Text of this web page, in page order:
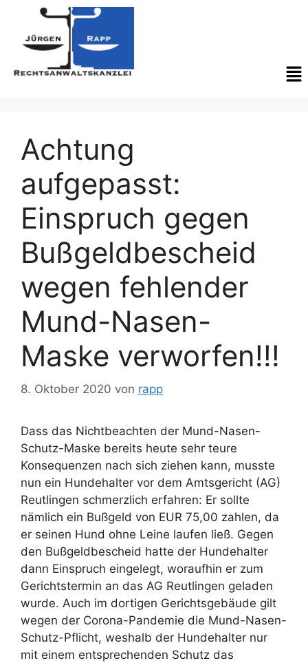
Achtung
aufgepasst:
Einspruch gegen
Bußgeldbescheid
wegen fehlender
Mund-Nasen-
Maske verworfen!!!
8. Oktober 2020 von rapp
Dass das Nichtbeachten der Mund-Nasen-
Schutz-Maske bereits heute sehr teure
Konsequenzen nach sich ziehen kann, musste
nun ein Hundehalter vor dem Amtsgericht (AG)
Reutlingen schmerzlich erfahren: Er sollte
nämlich ein Bußgeld von EUR 75,00 zahlen, da
er seinen Hund ohne Leine laufen ließ. Gegen
den Bußgeldbescheid hatte der Hundehalter
dann Einspruch eingelegt, woraufhin er zum
Gerichtstermin an das AG Reutlingen geladen
wurde. Auch im dortigen Gerichtsgebäude gilt
wegen der Corona-Pandemie die Mund-Nasen-
Schutz-Pflicht, weshalb der Hundehalter nur
mit einem entsprechenden Schutz das